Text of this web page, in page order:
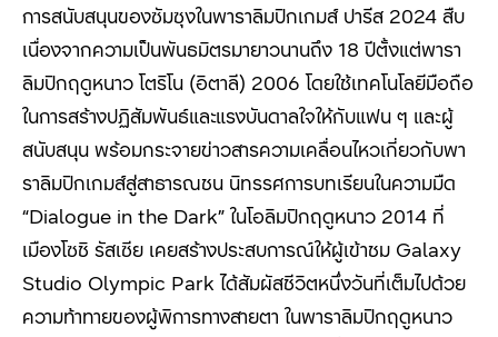
การสนับสนุนของซัมซุงในพาราลิมปิกเกมส์ ปารีส 2024 สืบ
เนื่องจากความเป็นพันธมิตรมายาวนานถึง 18 ปีตั้งแต่พารา
ลิมปิกฤดูหนาว โตริโน (อิตาลี) 2006 โดยใช้เทคโนโลยีมือถือ
ในการสร้างปฏิสัมพันธ์และแรงบันดาลใจให้กับแฟน ๆ และผู้
สนับสนุน พร้อมกระจายข่าวสารความเคลื่อนไหวเกี่ยวกับพา
ราลิมปิกเกมส์สู่สาธารณชน นิทรรศการบทเรียนในความมืด
“Dialogue in the Dark” ในโอลิมปิกฤดูหนาว 2014 ที่
เมืองโซชิ รัสเซีย เคยสร้างประสบการณ์ให้ผู้เข้าชม Galaxy
Studio Olympic Park ได้สัมผัสชีวิตหนึ่งวันที่เต็มไปด้วย
ความท้าทายของผู้พิการทางสายตา ในพาราลิมปิกฤดูหนาว